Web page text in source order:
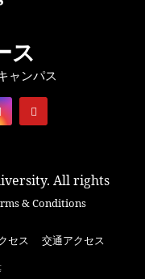
ス
ャンパス
All rights
& Conditions
セス 交通アクセス